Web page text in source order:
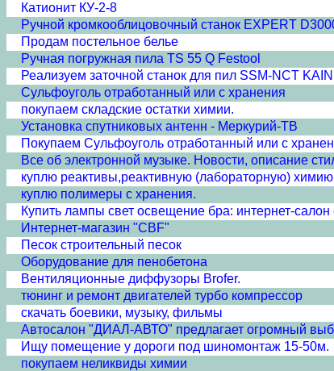
Катионит КУ-2-8
Ручной кромкооблицовочный станок EXPERT
Продам постельное белье
Ручная погружная пила TS 55 Q Festool
Реализуем заточной станок для пил SSM-NCT
Сульфоуголь отработанный или с хранения
покупаем складские остатки химии.
Установка спутниковых антенн - Меркурий-ТВ
Покупаем Сульфоуголь отработанный или с
Все об электронной музыке. Новости, описание
куплю реактивы,реактивную (лабораторную)
куплю полимеры с хранения.
Купить лампы свет освещение бра: интернет-
Интернет-магазин "CBF"
Песок строительный песок
Оборудование для пенобетона
Вентиляционные диффузоры Brofer.
тюнинг и ремонт двигателей турбо компрессор
скачать боевики, музыку, фильмы
Автосалон "ДИАЛ-АВТО" предлагает огромный
Ищу помещение у дороги под шиномонтаж 15-50м.
покупаем неликвиды химии